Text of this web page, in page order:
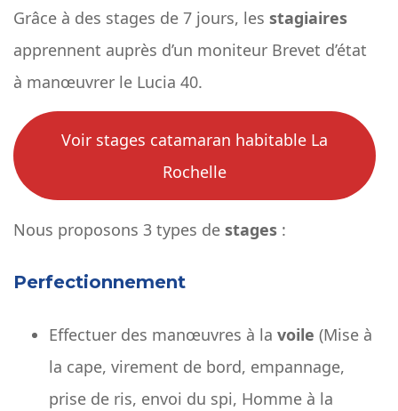
Grâce à des stages de 7 jours, les stagiaires
apprennent auprès d’un moniteur Brevet d’état
à manœuvrer le Lucia 40.
Voir stages catamaran habitable La
Rochelle
Nous proposons 3 types de stages :
Perfectionnement
Effectuer des manœuvres à la voile (Mise à
la cape, virement de bord, empannage,
prise de ris, envoi du spi, Homme à la